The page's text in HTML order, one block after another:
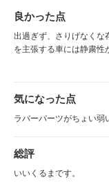
起伏のある路面で停止
に 少しアクセルを踏ん
結構怖い。 きちんと整
国産車や軽自動車と比
りやすく出る車。 反面
手に入る。 ・ATは特に
い。 きちんとATF交換
のレスポンスの悪さに悩
部品供給がなくなって
かるので諦めてはいけ
れが気になるなら１千万
想される。 車重が１７
が悪いのは仕方ない。 初代V40を以前乗っていた身として思うのは、あか
らさまにかけているコス
モデルになればなるほ
いのだろうか？ あなたが
のなら 新車価格の１０
級車だったモデルに乗れ
良かった点
出過ぎず、さりげなくな
を主張する車には静粛性
荷物積みやすい、走り
気になった点
ラバーパーツがちょい弱
総評
いいくるまです。